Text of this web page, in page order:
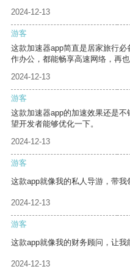
2024-12-13
游客
这款加速器app简直是居家旅行
作办公，都能畅享高速网络，再
2024-12-13
游客
这款加速器app的加速效果还是
望开发者能够优化一下。
2024-12-13
游客
这款app就像我的私人导游，带我
2024-12-13
游客
这款app就像我的财务顾问，让我
2024-12-13